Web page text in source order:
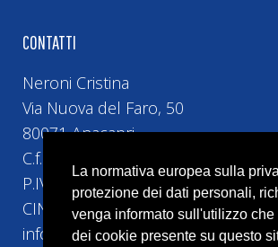
CONTATTI
Neroni Cristina
Via Nuova del Faro, 50
80071 Anacapri
C.f. NRNCST74H5H5010
P.IVA 10493161219
CIN IT063004B42HRGVIGV
info@bebvillacristina.it
La normativa europea sulla
protezione dei dati personali,
venga informato sull'utilizzo che
dei cookie presente su questo